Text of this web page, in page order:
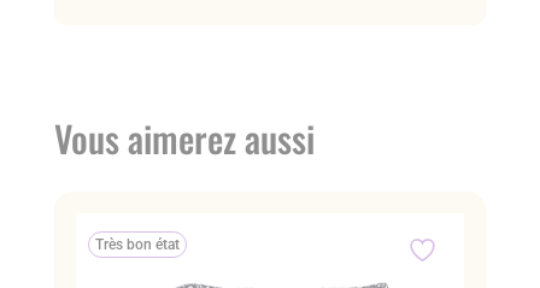
Vous aimerez aussi
Très bon état